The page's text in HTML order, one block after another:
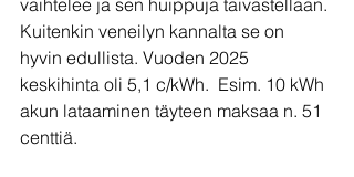
Kuitenkin veneilyn kannalta se on
hyvin edullista. Vuoden 2025
keskihinta oli 5,1 c/kWh.  Esim. 10 kWh
akun lataaminen täyteen maksaa n. 51
centtiä.